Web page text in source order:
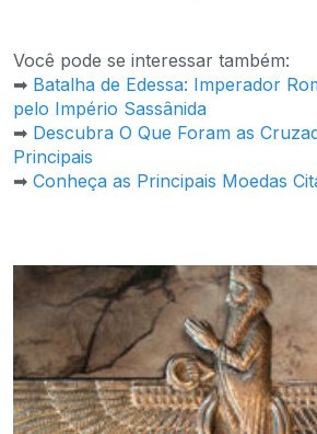
Você pode se interessar também:
➡ Batalha de Edessa: Imperador
pelo Império Sassânida
➡ Descubra O Que Foram as
Principais
➡ Conheça as Principais Moedas